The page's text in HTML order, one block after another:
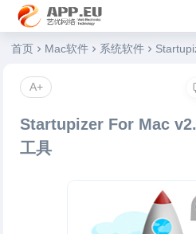
艺优软件乐园
首页 Mac软件 系统软件
Startupizer For Mac
工具
A+